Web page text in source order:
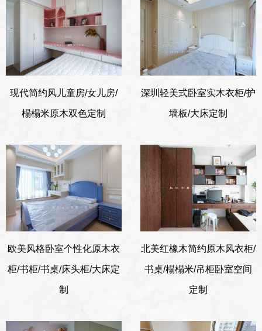
现代简约风儿童房/女儿房/
榻榻米原木双色定制
深圳轻美式卧室实木衣柜/护
墙板/大床定制
欧美风格卧室个性化原木衣
柜/书柜/书桌/床头柜/大床定
制
北美红橡木简约原木风衣柜/
书桌/榻榻米/吊柜卧室空间
定制